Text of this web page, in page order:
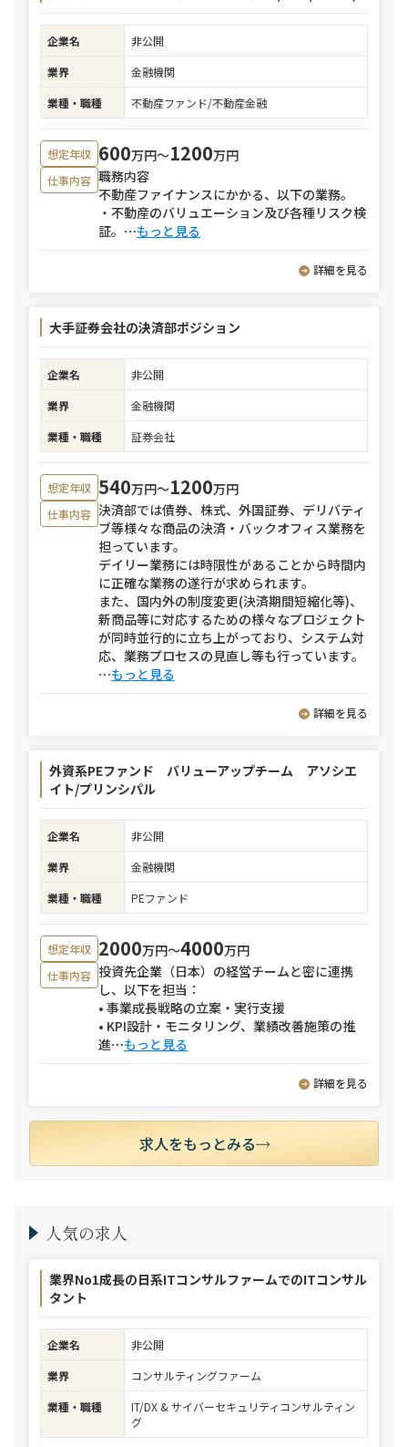
企業名
非公開
業界
金融機関
業種・職種
不動産ファンド/不動産金融
想定年収 600万円〜1200万円
仕事内容 職務内容
不動産ファイナンスにかかる、以下の業務。
・不動産のバリュエーション及び各種リスク検
証。 ⋯もっと見る
詳細を見る
大手証券会社の決済部ポジション
企業名
非公開
業界
金融機関
業種・職種
証券会社
想定年収 540万円〜1200万円
仕事内容 決済部では債券、株式、外国証券、デリバティ
ブ等様々な商品の決済・バックオフィス業務を
担っています。
デイリー業務には時限性があることから時間内
に正確な業務の遂行が求められます。
また、国内外の制度変更(決済期間短縮化等)、
新商品等に対応するための様々なプロジェクト
が同時並行的に立ち上がっており、システム対
応、業務プロセスの見直し等も行っています。
⋯もっと見る
詳細を見る
外資系PEファンド バリューアップチーム アソシエ
イト/プリンシパル
企業名
非公開
業界
金融機関
業種・職種
PEファンド
想定年収 2000万円〜4000万円
仕事内容 投資先企業（日本）の経営チームと密に連携
し、以下を担当：
• 事業成長戦略の立案・実行支援
• KPI設計・モニタリング、業績改善施策の推
進⋯もっと見る
詳細を見る
求人をもっとみる
人気の求人
業界No1成長の日系ITコンサルファームでのITコンサル
タント
企業名
非公開
業界
コンサルティングファーム
業種・職種
IT/DX & サイバーセキュリティコンサルティン
グ